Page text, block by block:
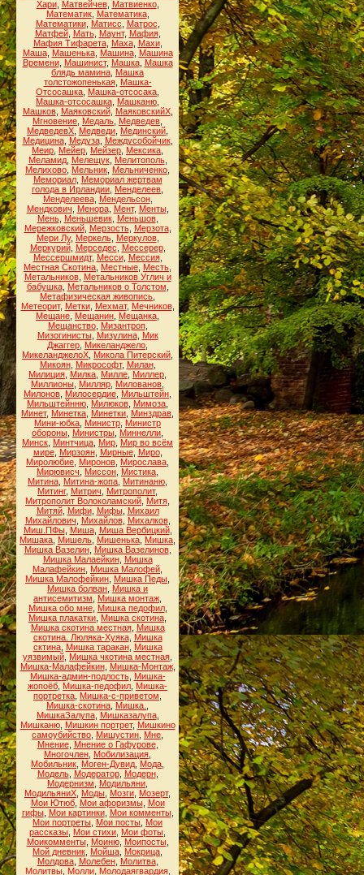
Хари, Матвейчев, Матвиенко,
Математик, Математика,
Математики, Матисс Матрос
Матфей, Мать, Маунт, Мафия,
Мафия Тифарета, Маха, Махи,
Маша, Машенька, Машина, Машина
Времени, Машинист, Машка, Машка
блядь мамина Машка
толстожопенькая, Машка-
Отсосашка Машка-отсосака
Машка-отсосашка Машканю
Машков, Маяковский, МаяковскийХ,
Мгновение Медаль Медведев
МедведевХ Медведи Мединский
Медицина, Медуза, Междусобойчик,
Меир Мейер Мейзер Мексика
Меламид, Мелещук, Мелитополь,
Мелихово Мельник Мельниченко
Мемориал, Мемориал жертвам
голода в Ирландии Менделеев
Менделеева, Мендельсон,
Мендкович
Менора, Мент, Менты,
Мень, Меньшевик, Меньшов,
Мережковский, Мерзость, Мерзота,
Мери Лу, Меркель, Меркулов,
Меркурий, Мерседес Мессерер,
Мессершмидт, Месси, Мессия,
Местная Скотина Местные Месть
Метальников, Метальников Углич и
бабушка, Метальников о Толстом
Метафизическая живопись
Метеорит, Метки, Мехмат, Мечников,
Мещане Мещанин Мещанка
Мещанство, Мизантроп,
Мизогинисты, Мизулина, Мик
Джаггер Микеланджело
МикеланджелоХ Микола Питерский
Микоян, Микрософт, Милан,
Милиция Милка Милле Миллер
Миллионы Милляр Милованов
Милонов Милосердие Мильштейн
Мильштейнню Милюков Мимоза
Минет, Минетка Минетки Минздрав
Мини-юбка Министр Министр
обороны Министры Миннелли
Минск Минтчица Мир Мир во всём
мире, Мирзоян, Мирные, Миро,
Миролюбие Миронов Мирослава
Мирювисч
Миссон Мистика
Митина Митина-жопа Митинаню
Митинг, Митрич Митрополит,
Митрополит Волоколамский Митя
Митяй, Мифи, Мифы, Михаил
Михайлович
Михайлов, Михалков,
Миш.ПФы, Миша, Миша Вербицкий,
Мишака Мишель Мишенька Мишка
Мишка Вазелин, Мишка Вазелинов,
Мишка Малаейкин, Мишка
Малафейкин Мишка Малофей
Мишка Малофейкин Мишка Педы
Мишка болван Мишка и
антисемитизм
Мишка монтаж
Мишка обо мне, Мишка педофил,
Мишка плакатки Мишка скотина
Мишка скотина местная, Мишка
скотина. Люляка-Хуяка, Мишка
сктина, Мишка таракан, Мишка
уязвимый Мишка чкотина местная
Мишка-Малафейкин, Мишка-Монтаж,
Мишка-админ-подлость, Мишка-
жопоёб Мишка-педофил Мишка-
портретка Мишка-с-приветом
Мишка-скотина Мишка.
МишкаЗалупа, Мишказалупа,
Мишканю, Мишкин портрет, Мишкино
самоубийство Мишустин Мне
Мнение, Мнение о Гафурове,
Многочлен Мобилизация
Мобильник Моген-Дувид Мода
Модель, Модератор, Модерн,
Модернизм
Модильяни
МодильяниХ Моды Мозги Мозерт,
Мои Ютюб, Мои афоризмы, Мои
гифы, Мои картинки, Мои комменты,
Мои портреты Мои посты Мои
рассказы Мои стихи Мои фоты
Моикомменты, Моиню, Моипосты,
Мой дневник Мойша Мокрица
Молдова, Молебен, Молитва,
Молитвы, Молли, Молодаягвардия,